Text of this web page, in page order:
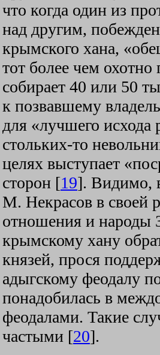
что когда один из
над другим,
крымского хана,
тот более чем охотно
собирает 40 или 50
к позвавшему
для «лучшего исхода
стольких-то
целях выступает
сторон [19]. Видимо,
М. Некрасов в своей
отношения и народы
крымскому хану
князей, прося
адыгскому феодалу
понадобилась в
феодалами. Такие
частыми [20].